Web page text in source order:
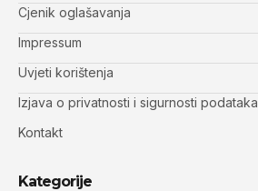
Cjenik oglašavanja
Impressum
Uvjeti korištenja
Izjava o privatnosti i sigurnosti podataka
Kontakt
Kategorije